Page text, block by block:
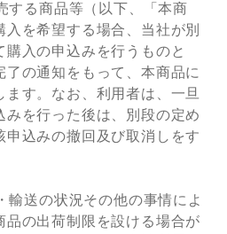
する商品等（以下、「本商
を希望する場合、当社が別
⼊の申込みを⾏うものと
了の通知をもって、本商品に
す。なお、利⽤者は、⼀旦
を⾏った後は、別段の定め
申込みの撤回及び取消しをす
輸送の状況その他の事情によ
品の出荷制限を設ける場合が